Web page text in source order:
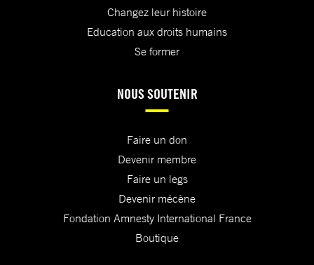
Changez leur histoire
Education aux droits humains
Se former
NOUS SOUTENIR
Faire un don
Devenir membre
Faire un legs
Devenir mécène
Fondation Amnesty International France
Boutique